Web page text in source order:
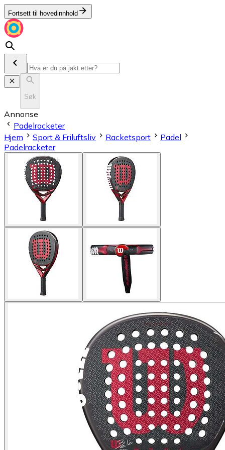
Fortsett til hovedinnhold
Søk
Annonse
Padelracketer
Hjem
Sport & Friluftsliv Racketsport
Padel
Padelracketer